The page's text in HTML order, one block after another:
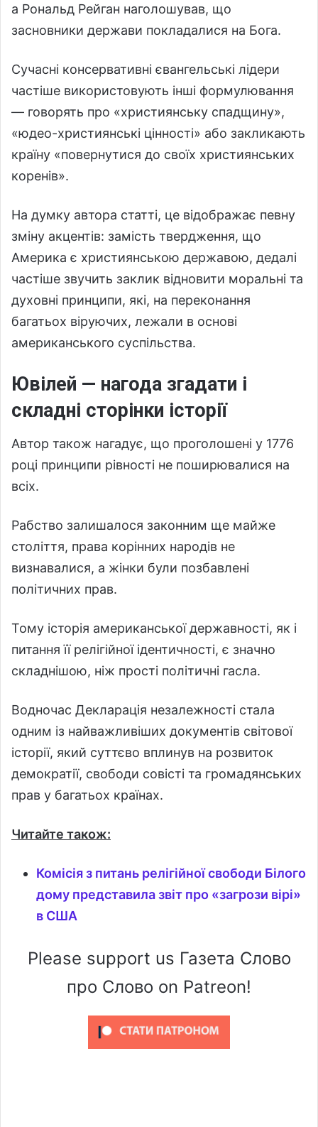
а Рональд Рейган наголошував, що
засновники держави покладалися на Бога.
Сучасні консервативні євангельські лідери
частіше використовують інші формулювання
— говорять про «християнську спадщину»,
«юдео-християнські цінності» або закликають
країну «повернутися до своїх християнських
коренів».
На думку автора статті, це відображає певну
зміну акцентів: замість твердження, що
Америка є християнською державою, дедалі
частіше звучить заклик відновити моральні та
духовні принципи, які, на переконання
багатьох віруючих, лежали в основі
американського суспільства.
Ювілей — нагода згадати і
складні сторінки історії
Автор також нагадує, що проголошені у 1776
році принципи рівності не поширювалися на
всіх.
Рабство залишалося законним ще майже
століття, права корінних народів не
визнавалися, а жінки були позбавлені
політичних прав.
Тому історія американської державності, як і
питання її релігійної ідентичності, є значно
складнішою, ніж прості політичні гасла.
Водночас Декларація незалежності стала
одним із найважливіших документів світової
історії, який суттєво вплинув на розвиток
демократії, свободи совісті та громадянських
прав у багатьох країнах.
Читайте також:
Комісія з питань релігійної свободи Білого
дому представила звіт про «загрози вірі»
в США
Please support us Газета Слово
про Слово on Patreon!